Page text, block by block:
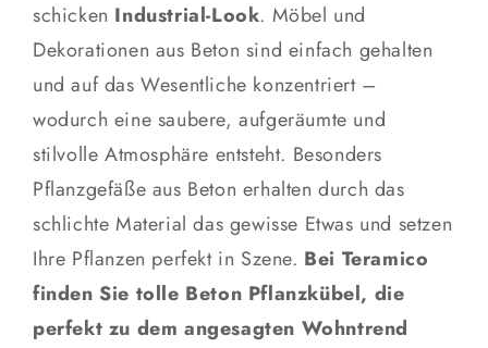
schicken Industrial-Look. Möbel und
Dekorationen aus Beton sind einfach gehalten
und auf das Wesentliche konzentriert –
wodurch eine saubere, aufgeräumte und
stilvolle Atmosphäre entsteht. Besonders
Pflanzgefäße aus Beton erhalten durch das
schlichte Material das gewisse Etwas und setzen
Ihre Pflanzen perfekt in Szene. Bei Teramico
finden Sie tolle Beton Pflanzkübel, die
perfekt zu dem angesagten Wohntrend